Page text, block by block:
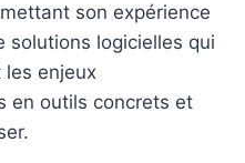
son expérience
solutions logicielles qui
enjeux
en outils concrets et